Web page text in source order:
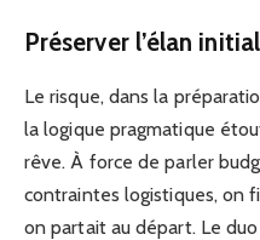
Préserver l’élan
Le risque, dans la
la logique pragmatique
rêve. À force de parler
contraintes logistiques, on
on partait au départ. Le